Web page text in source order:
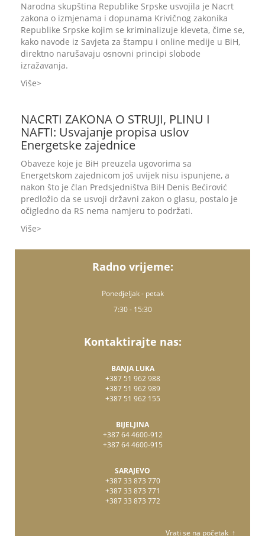
Narodna skupština Republike Srpske usvojila je Nacrt
zakona o izmjenama i dopunama Krivičnog zakonika
Republike Srpske kojim se kriminalizuje kleveta, čime se,
kako navode iz Savjeta za štampu i online medije u BiH,
direktno narušavaju osnovni principi slobode
izražavanja.
Više
NACRTI ZAKONA O STRUJI, PLINU I
NAFTI: Usvajanje propisa uslov
Energetske zajednice
Obaveze koje je BiH preuzela ugovorima sa
Energetskom zajednicom još uvijek nisu ispunjene, a
nakon što je član Predsjedništva BiH Denis Bećirović
predložio da se usvoji državni zakon o glasu, postalo je
očigledno da RS nema namjeru to podržati.
Više
Radno vrijeme:
Ponedjeljak - petak
7:30 - 15:30
Kontaktirajte nas:
BANJA LUKA
+387 51 962 988
+387 51 962 989
+387 51 962 155
BIJELJINA
+387 64 4600-912
+387 64 4600-915
SARAJEVO
+387 33 873 770
+387 33 873 771
+387 33 873 772
Vrati se na početak ↑